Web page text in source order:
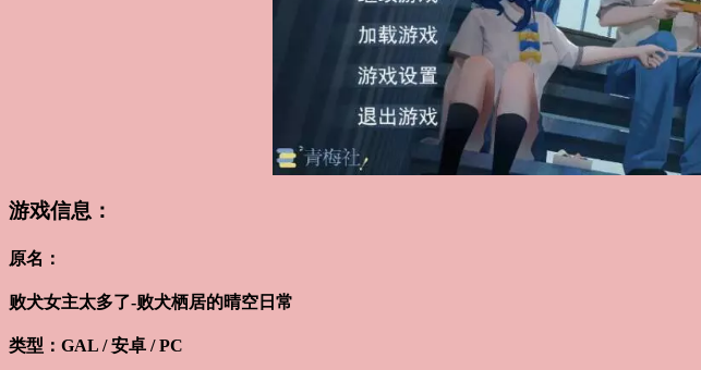
游戏信息：
原名：
败犬女主太多了-败犬栖居的晴空日常
类型：GAL / 安卓 / PC